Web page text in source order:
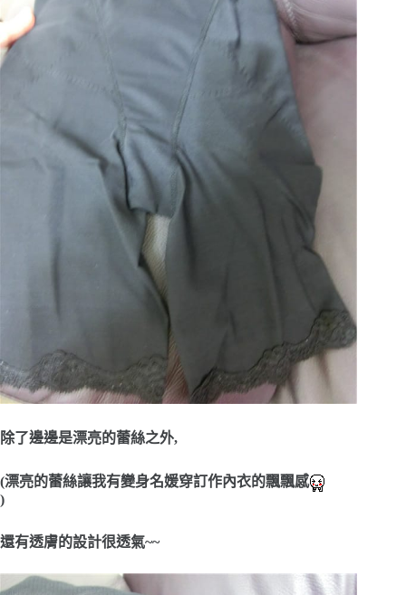
除了邊邊是漂亮的蕾絲之外,
(漂亮的蕾絲讓我有變身名媛穿訂作內衣的飄飄感
)
還有透膚的設計很透氣~~